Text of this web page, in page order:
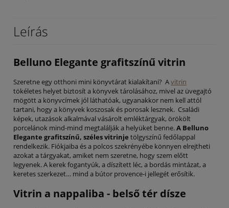
Leírás
Belluno Elegante grafitszínű vitrin
Szeretne egy otthoni mini könyvtárat kialakítani? Avitrin
tökéletes helyet biztosít a könyvek tárolásához, mivel az üvegajtó
mögött a könyvcímek jól láthatóak, ugyanakkor nem kell attól
tartani, hogy a könyvek koszosak és porosak lesznek. Családi
képek, utazások alkalmával vásárolt emléktárgyak, örökölt
porcelánok mind-mind megtalálják a helyüket benne.A Belluno
Elegante grafitszínű, széles vitrinje tölgyszínű fedőlappal
rendelkezik. Fiókjaiba és a polcos szekrényébe könnyen elrejtheti
azokat a tárgyakat, amiket nem szeretne, hogy szem előtt
legyenek. A kerek fogantyúk, a díszített léc, a bordás mintázat, a
keretes szerkezet… mind a bútor provence-i jellegét erősítik.
Vitrin a nappaliba - belső tér dísze